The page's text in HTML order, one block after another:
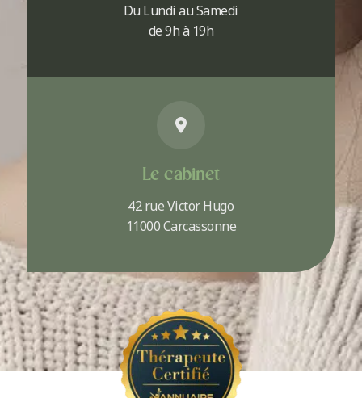
Du Lundi au Samedi
de 9h à 19h
Le cabinet
42 rue Victor Hugo
11000 Carcassonne